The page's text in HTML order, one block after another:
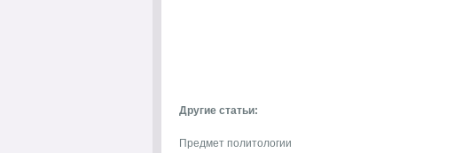
Другие статьи:
Предмет политологии